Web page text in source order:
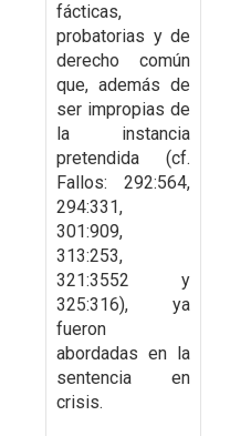
fácticas,
probatorias y de
derecho común
que, además de
ser impropias de
la instancia
pretendida (cf.
Fallos: 292:564,
294:331,
301:909,
313:253,
321:3552 y
325:316), ya
fueron
abordadas en la
sentencia en
crisis.